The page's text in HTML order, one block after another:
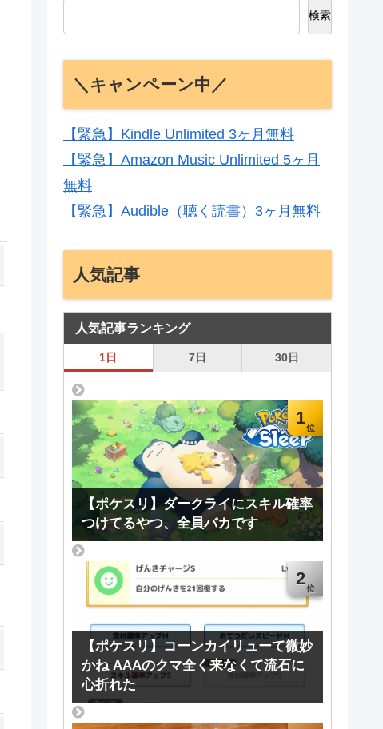
検索
＼キャンペーン中／
【緊急】Kindle Unlimited 3ヶ月無料
【緊急】Amazon Music Unlimited 5ヶ月
無料
【緊急】Audible（聴く読書）3ヶ月無料
人気記事
人気記事ランキング
1日 7日 30日
1
【ポケスリ】ダークライにスキル確率
つけてるやつ、全員バカです
2
【ポケスリ】コーンカイリューて微妙
かね AAAのクマ全く来なくて流石に
心折れた